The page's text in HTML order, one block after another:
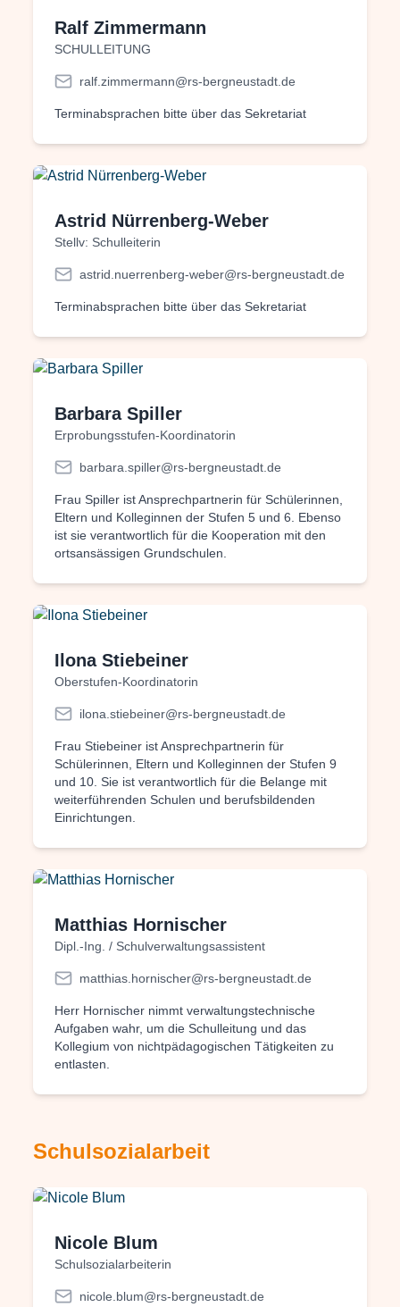
Ralf Zimmermann
SCHULLEITUNG
ralf.zimmermann@rs-bergneustadt.de
Terminabsprachen bitte über das Sekretariat
Astrid Nürrenberg-Weber
Stellv: Schulleiterin
astrid.nuerrenberg-weber@rs-bergneustadt.de
Terminabsprachen bitte über das Sekretariat
Barbara Spiller
Erprobungsstufen-Koordinatorin
barbara.spiller@rs-bergneustadt.de
Frau Spiller ist Ansprechpartnerin für Schülerinnen,
Eltern und Kolleginnen der Stufen 5 und 6. Ebenso
ist sie verantwortlich für die Kooperation mit den
ortsansässigen Grundschulen.
Ilona Stiebeiner
Oberstufen-Koordinatorin
ilona.stiebeiner@rs-bergneustadt.de
Frau Stiebeiner ist Ansprechpartnerin für
Schülerinnen, Eltern und Kolleginnen der Stufen 9
und 10. Sie ist verantwortlich für die Belange mit
weiterführenden Schulen und berufsbildenden
Einrichtungen.
Matthias Hornischer
Dipl.-Ing. / Schulverwaltungsassistent
matthias.hornischer@rs-bergneustadt.de
Herr Hornischer nimmt verwaltungstechnische
Aufgaben wahr, um die Schulleitung und das
Kollegium von nichtpädagogischen Tätigkeiten zu
entlasten.
Schulsozialarbeit
Nicole Blum
Schulsozialarbeiterin
nicole.blum@rs-bergneustadt.de